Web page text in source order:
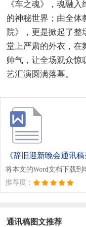
《车之魂》，魂融
的神秘世界；由全体
院》，更是掀起了整
堂上严肃的外衣，在
帅气，让全场观众惊
艺汇演圆满落幕。
《辞旧迎新晚会通讯稿
将本文的Word文档下载
推荐度：
通讯稿图文推荐